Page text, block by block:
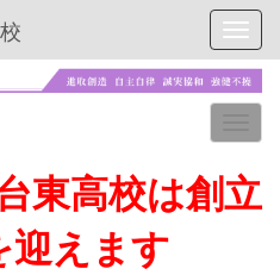
東高校は創立
迎えます